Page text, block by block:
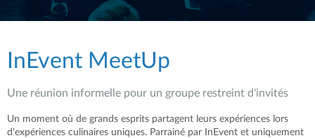
InEvent MeetUp
Une réunion informelle pour un groupe restreint d'invités
Un moment où de grands esprits partagent leurs expériences lors
d'expériences culinaires uniques. Parrainé par InEvent et uniquement